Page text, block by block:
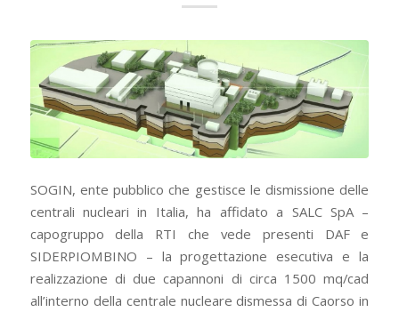
SOGIN, ente pubblico che gestisce le dismissione delle
centrali nucleari in Italia, ha affidato a SALC SpA –
capogruppo della RTI che vede presenti DAF e
SIDERPIOMBINO – la progettazione esecutiva e la
realizzazione di due capannoni di circa 1500 mq/cad
all’interno della centrale nucleare dismessa di Caorso in